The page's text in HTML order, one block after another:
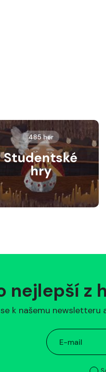
485 her
Studentské
hry
nejlepší z
k našemu newsletteru